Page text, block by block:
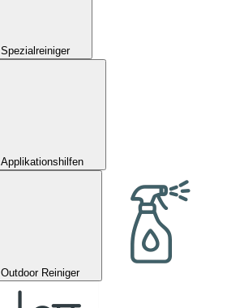
Spezialreiniger
Applikationshilfen
Outdoor Reiniger